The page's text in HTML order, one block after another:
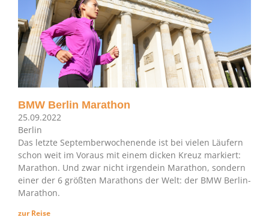
BMW Berlin Marathon
25.09.2022
Berlin
Das letzte Septemberwochenende ist bei vielen Läufern
schon weit im Voraus mit einem dicken Kreuz markiert:
Marathon. Und zwar nicht irgendein Marathon, sondern
einer der 6 größten Marathons der Welt: der BMW Berlin-
Marathon.
zur Reise